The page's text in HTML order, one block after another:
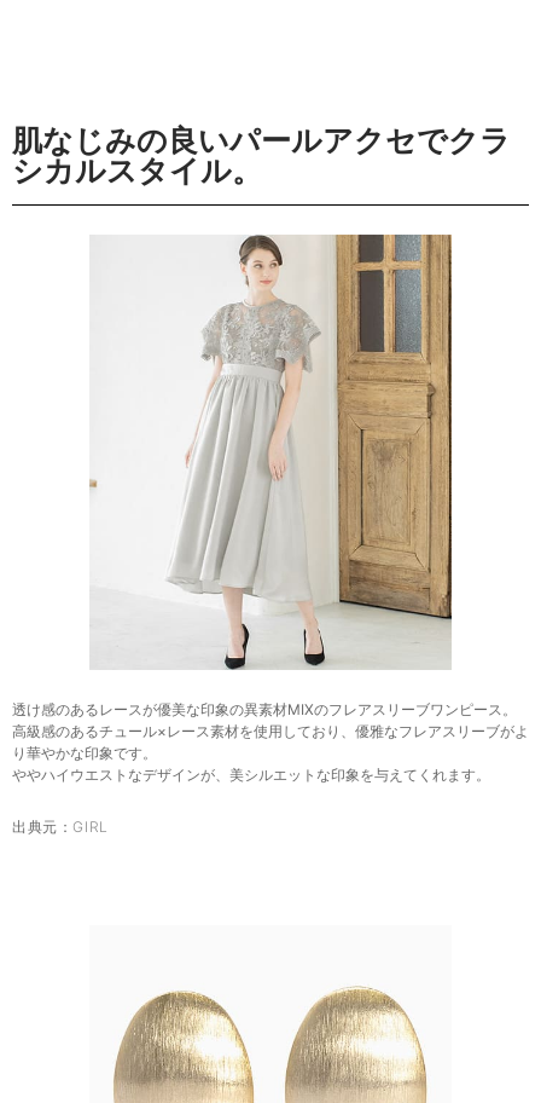
肌なじみの良いパールアクセでクラ
シカルスタイル。
透け感のあるレースが優美な印象の異素材MIXのフレアスリーブワンピース。
高級感のあるチュール×レース素材を使用しており、優雅なフレアスリーブがよ
り華やかな印象です。
ややハイウエストなデザインが、美シルエットな印象を与えてくれます。
出典元： GIRL